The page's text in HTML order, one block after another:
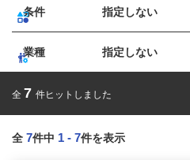
条件 指定しない
業種 指定しない
全 7 件ヒットしました
全 7件中 1 - 7件を表示